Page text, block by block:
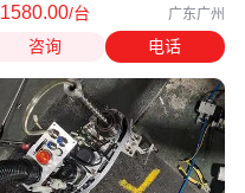
1580.00/台 广东广州
咨询 电话